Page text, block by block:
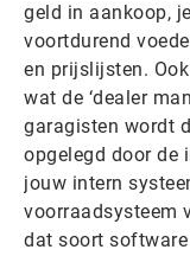
geld in aankoop,
voortdurend
en prijslijsten.
wat de ‘dealer
garagisten wordt
opgelegd door de
jouw intern
voorraadsysteem
dat soort